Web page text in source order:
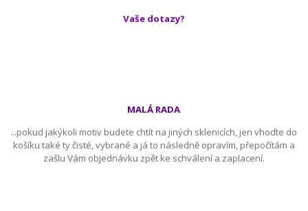
Vaše dotazy?
MALÁ RADA
...pokud jakýkoli motiv budete chtít na jiných sklenicích, jen vhoďte do
košíku také ty čisté, vybrané a já to následně opravím, přepočítám a
zašlu Vám objednávku zpět ke schválení a zaplacení.